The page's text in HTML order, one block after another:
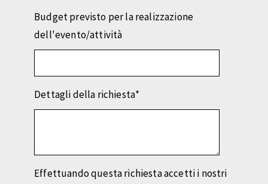
Budget previsto per la realizzazione
dell'evento/attività
Dettagli della richiesta*
Effettuando questa richiesta accetti i nostri